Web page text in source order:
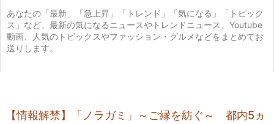
あなたの「最新」「急上昇」「トレンド」「気になる」「トピック
ス」など、最新の気になるニュースやトレンドニュース、Youtube
動画、人気のトピックスやファッション・グルメなどをまとめてお
送りします。
サイド

前へ
【情報解禁】「ノラガミ」～ご縁を紡ぐ～ 都内5ヵ